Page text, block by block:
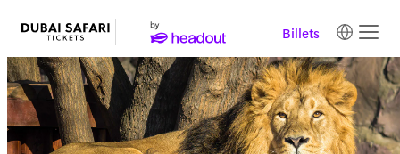
Billets